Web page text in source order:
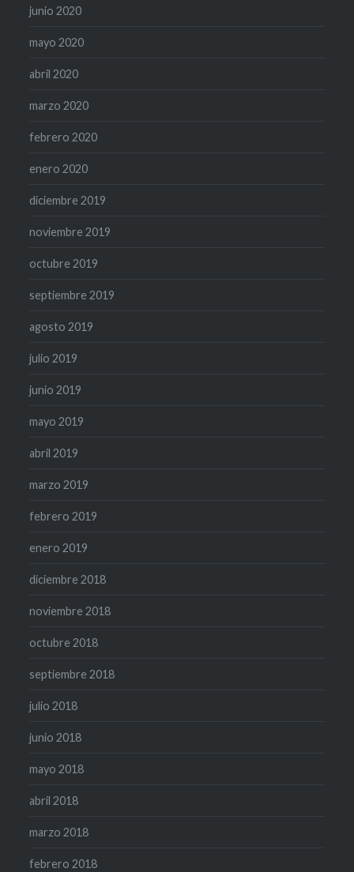
junio 2020
mayo 2020
abril 2020
marzo 2020
febrero 2020
enero 2020
diciembre 2019
noviembre 2019
octubre 2019
septiembre 2019
agosto 2019
julio 2019
junio 2019
mayo 2019
abril 2019
marzo 2019
febrero 2019
enero 2019
diciembre 2018
noviembre 2018
octubre 2018
septiembre 2018
julio 2018
junio 2018
mayo 2018
abril 2018
marzo 2018
febrero 2018